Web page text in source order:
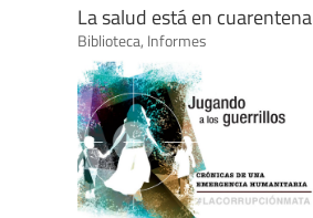
La salud está en cuarentena
Biblioteca, Informes